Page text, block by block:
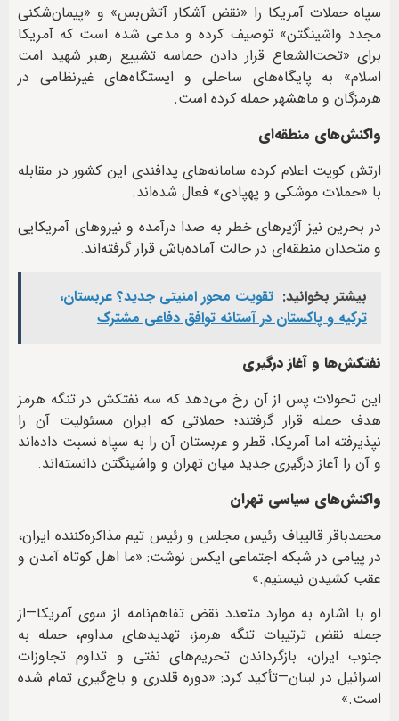
سپاه حملات آمریکا را «نقض آشکار آتش‌بس» و «پیمان‌شکنی
مجدد واشینگتن» توصیف کرده و مدعی شده است که آمریکا
برای «تحت‌الشعاع قرار دادن حماسه تشییع رهبر شهید امت
اسلام» به پایگاه‌های ساحلی و ایستگاه‌های غیرنظامی در
هرمزگان و ماهشهر حمله کرده است.
واکنش‌های منطقه‌ای
ارتش کویت اعلام کرده سامانه‌های پدافندی این کشور در مقابله
با «حملات موشکی و پهپادی» فعال شده‌اند.
در بحرین نیز آژیرهای خطر به صدا درآمده و نیروهای آمریکایی
و متحدان منطقه‌ای در حالت آماده‌باش قرار گرفته‌اند.
بیشتر بخوانید: تقویت محور امنیتی جدید؟ عربستان،
ترکیه و پاکستان در آستانه توافق دفاعی مشترک
نفتکش‌ها و آغاز درگیری
این تحولات پس از آن رخ می‌دهد که سه نفتکش در تنگه هرمز
هدف حمله قرار گرفتند؛ حملاتی که ایران مسئولیت آن را
نپذیرفته اما آمریکا، قطر و عربستان آن را به سپاه نسبت داده‌اند
و آن را آغاز درگیری جدید میان تهران و واشینگتن دانسته‌اند.
واکنش‌های سیاسی تهران
محمدباقر قالیباف رئیس مجلس و رئیس تیم مذاکره‌کننده ایران،
در پیامی در شبکه اجتماعی ایکس نوشت: «ما اهل کوتاه آمدن و
عقب کشیدن نیستیم.»
او با اشاره به موارد متعدد نقض تفاهم‌نامه از سوی آمریکا—از
جمله نقض ترتیبات تنگه هرمز، تهدیدهای مداوم، حمله به
جنوب ایران، بازگرداندن تحریم‌های نفتی و تداوم تجاوزات
اسرائیل در لبنان—تأکید کرد: «دوره قلدری و باج‌گیری تمام شده
است.»